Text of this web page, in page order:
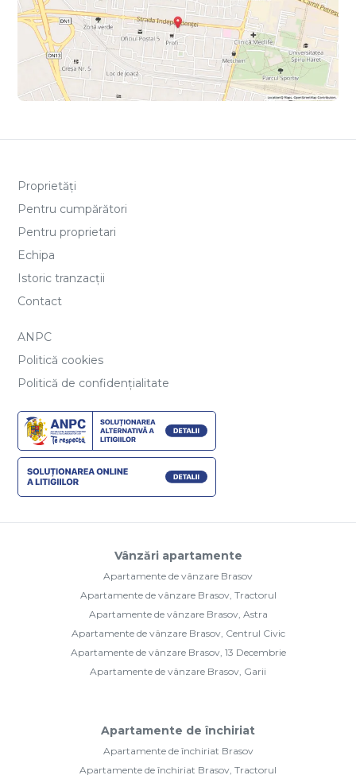
Proprietăți
Pentru cumpărători
Pentru proprietari
Echipa
Istoric tranzacții
Contact
ANPC
Politică cookies
Politică de confidențialitate
Vânzări apartamente
Apartamente de vânzare Brasov
Apartamente de vânzare Brasov, Tractorul
Apartamente de vânzare Brasov, Astra
Apartamente de vânzare Brasov, Centrul Civic
Apartamente de vânzare Brasov, 13 Decembrie
Apartamente de vânzare Brasov, Garii
Apartamente de închiriat
Apartamente de închiriat Brasov
Apartamente de închiriat Brasov, Tractorul